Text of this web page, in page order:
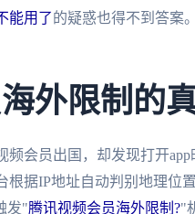
能用了的疑惑也得不到答案
外限制的
频会员出国，却发现打开
根据IP地址自动判别地理位
发"腾讯视频会员海外限制?"